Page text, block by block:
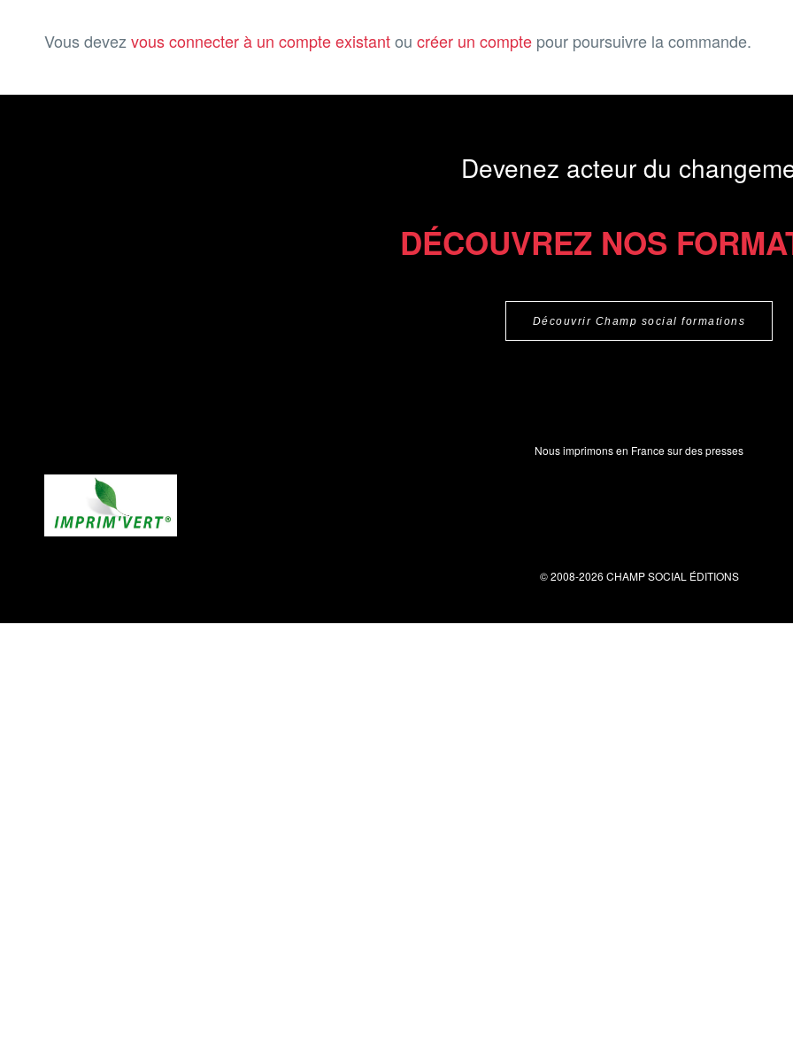
Vous devezvous connecter à un compte existantou créer un compte pour poursuivre la commande.
Devenez acteur du
DÉCOUVREZ NOS
Découvrir Champ social formations
Nous imprimons en France sur des presses
© 2008-2026 CHAMP SOCIAL ÉDITIONS